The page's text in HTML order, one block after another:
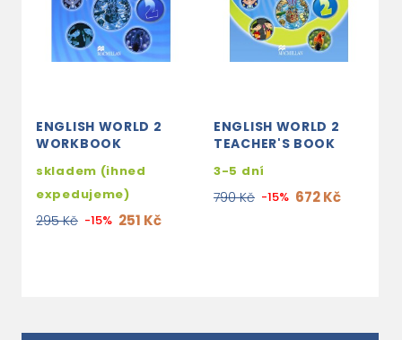
ENGLISH WORLD 2
WORKBOOK
skladem (ihned
expedujeme)
295 Kč -15% 251 Kč
ENGLISH WORLD 2
TEACHER'S BOOK
3-5 dní
790 Kč -15% 672 Kč